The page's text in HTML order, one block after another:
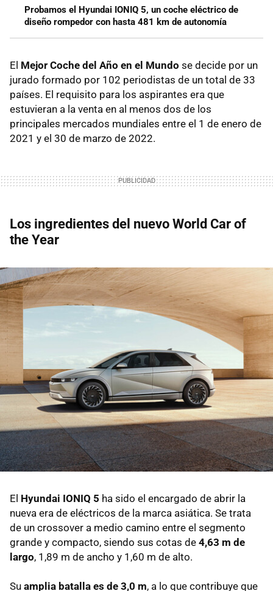
Probamos el Hyundai IONIQ 5, un coche eléctrico de
diseño rompedor con hasta 481 km de autonomía
El Mejor Coche del Año en el Mundo se decide por un
jurado formado por 102 periodistas de un total de 33
países. El requisito para los aspirantes era que
estuvieran a la venta en al menos dos de los
principales mercados mundiales entre el 1 de enero de
2021 y el 30 de marzo de 2022.
Los ingredientes del nuevo World Car of
the Year
El Hyundai IONIQ 5 ha sido el encargado de abrir la
nueva era de eléctricos de la marca asiática. Se trata
de un crossover a medio camino entre el segmento
grande y compacto, siendo sus cotas de 4,63 m de
largo, 1,89 m de ancho y 1,60 m de alto.
Su amplia batalla es de 3,0 m, a lo que contribuye que